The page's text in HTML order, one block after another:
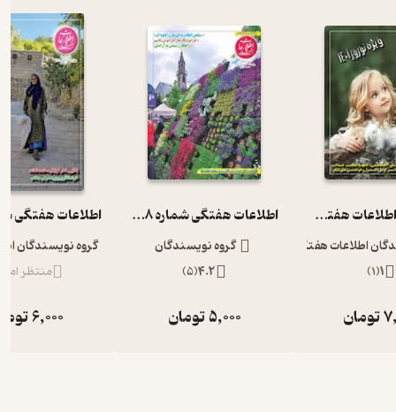
هفته نامه اطلاعات هفتگی شماره 3967
اطلاعات هفتگی
1
(
1
)
تومان
اطلاعات هفتگی شماره 3948
گروه نویسندگان
4.2
(
5
)
5,000تومان
گروه نویسندگان
منتظر
6,000